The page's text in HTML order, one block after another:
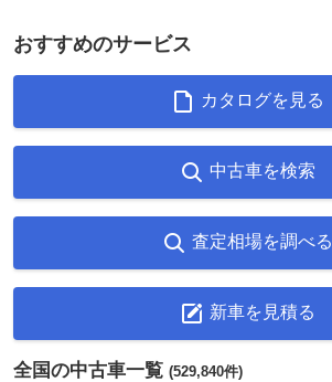
おすすめのサービス
カタログを見る
中古車を検索
査定相場を調べる
新車を見積る
全国の中古車一覧 (529,840件)